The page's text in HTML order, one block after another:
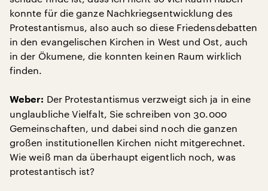
konnte für die ganze Nachkriegsentwicklung des
Protestantismus, also auch so diese Friedensdebatten
in den evangelischen Kirchen in West und Ost, auch
in der Ökumene, die konnten keinen Raum wirklich
finden.
Weber: Der Protestantismus verzweigt sich ja in eine
unglaubliche Vielfalt, Sie schreiben von 30.000
Gemeinschaften, und dabei sind noch die ganzen
großen institutionellen Kirchen nicht mitgerechnet.
Wie weiß man da überhaupt eigentlich noch, was
protestantisch ist?